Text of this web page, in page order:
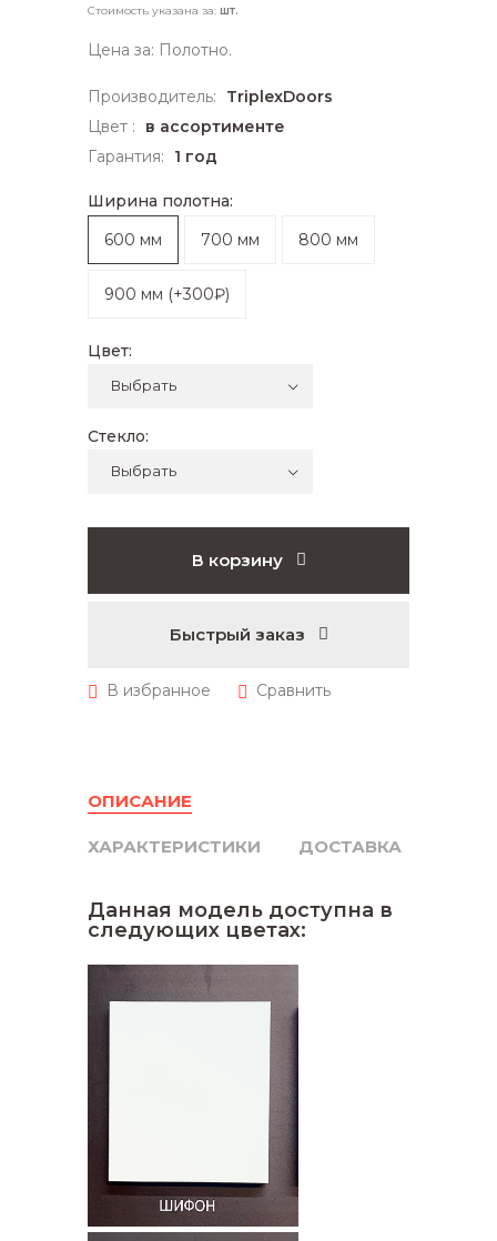
Стоимость указана за: шт.
Цена за: Полотно.
Производитель:
TriplexDoors
Цвет :
в ассортименте
Гарантия:
1 год
Ширина полотна:
600 мм
700 мм 800 мм
900 мм (+300₽)
Цвет:
Стекло:
В корзину
Быстрый заказ
ОПИСАНИЕ
ХАРАКТЕРИСТИКИ ДОСТАВКА
Данная модель доступна в
следующих цветах: